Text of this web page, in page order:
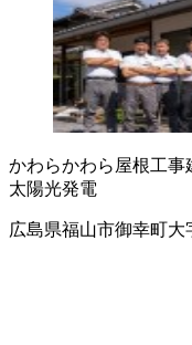
かわらかわら屋根工事
太陽光発電
広島県福山市御幸町大